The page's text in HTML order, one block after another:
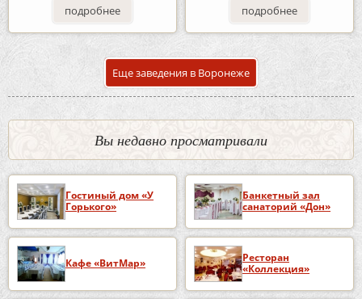
подробнее подробнее
Еще заведения в Воронеже
Вы недавно просматривали
Гостиный дом «У
Горького»
Банкетный зал
санаторий «Дон»
Кафе «ВитМар»
Ресторан
«Коллекция»